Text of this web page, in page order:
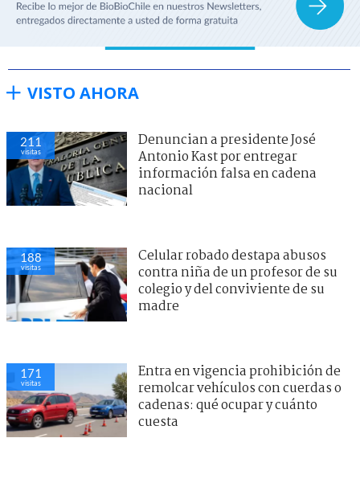
VISTO AHORA
211
visitas
Denuncian a presidente José
Antonio Kast por entregar
información falsa en cadena
nacional
188
visitas
Celular robado destapa abusos
contra niña de un profesor de su
colegio y del conviviente de su
madre
171
visitas
Entra en vigencia prohibición de
remolcar vehículos con cuerdas o
cadenas: qué ocupar y cuánto
cuesta